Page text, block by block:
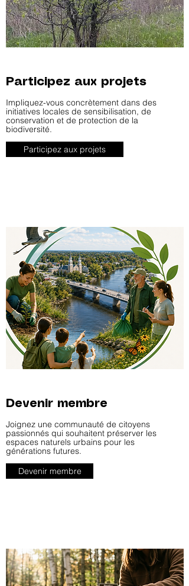
Participez aux projets
Impliquez-vous concrètement dans des
initiatives locales de sensibilisation, de
conservation et de protection de la
biodiversité.
Participez aux projets
Devenir membre
Joignez une communauté de citoyens
passionnés qui souhaitent préserver les
espaces naturels urbains pour les
générations futures.
Devenir membre